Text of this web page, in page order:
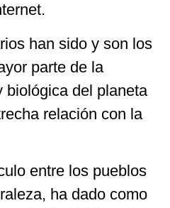
han sido y son los
parte de la
biológica del planeta
relación con la
entre los pueblos
ha dado como